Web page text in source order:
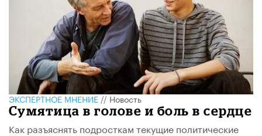
ЭКСПЕРТНОЕ МНЕНИЕ//Новость
Сумятица в голове и боль в сердце
Как разъяснять подросткам текущие политические